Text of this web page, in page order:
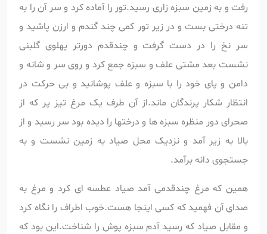
رفت و به زمین سبزه زاری رسید.تور را آماده کرد و سر آن را به
تنه درختی بست و در زیر تور کمی چند گندم و ارزن پاشید و
سر نخ را در دست گرفت و چندقدم دورتر پهلوی گلبنی
نشست بعد مشتی علف و سبزه جمع کرد و روی سر و شانه و
دامن و پای خود را با سبزه و علف پوشانید و بی حرکت در
انتظار شکار پرندگان ماند.از آن طرف یک مرغ تیز پر که از
صحرای دور منظره سبزه ها و درختها را دیده بود سر رسید و از
بالا به زیر آمد و نزدیک محل صیاد به زمین نشست و به
جستجوی دانه برآمد.
همین که مرغ چندقدمی آمد صیاد عطسه ای کرد و مرغ به
صدای آن فهمید که کسی اینجا هست.خوب اطراف را نگاه کرد
و مقابل صیاد که رسید آدم سبزه پوش را شناخت.این بود که